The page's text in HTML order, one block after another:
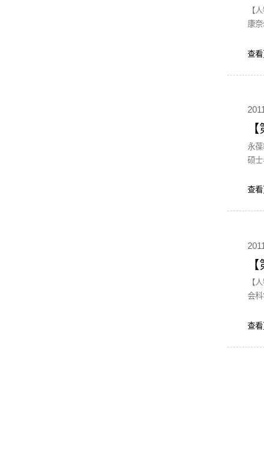
【人物名片】 韩乾，本科就读于
康
查
永葆教师的热忱和坚持 【
硕
查
【人物名片】 傅十和，副教授，
会
查